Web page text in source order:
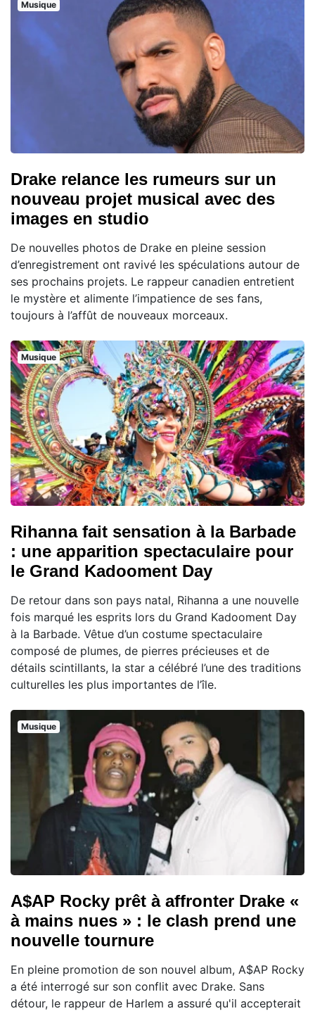
Musique
Drake relance les rumeurs sur un
nouveau projet musical avec des
images en studio
De nouvelles photos de Drake en pleine session
d’enregistrement ont ravivé les spéculations autour de
ses prochains projets. Le rappeur canadien entretient
le mystère et alimente l’impatience de ses fans,
toujours à l’affût de nouveaux morceaux.
Musique
Rihanna fait sensation à la Barbade
: une apparition spectaculaire pour
le Grand Kadooment Day
De retour dans son pays natal, Rihanna a une nouvelle
fois marqué les esprits lors du Grand Kadooment Day
à la Barbade. Vêtue d’un costume spectaculaire
composé de plumes, de pierres précieuses et de
détails scintillants, la star a célébré l’une des traditions
culturelles les plus importantes de l’île.
Musique
A$AP Rocky prêt à affronter Drake «
à mains nues » : le clash prend une
nouvelle tournure
En pleine promotion de son nouvel album, A$AP Rocky
a été interrogé sur son conflit avec Drake. Sans
détour, le rappeur de Harlem a assuré qu'il accepterait